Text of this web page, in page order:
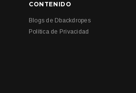
CONTENIDO
Blogs de Dbackdropes
Política de Privacidad